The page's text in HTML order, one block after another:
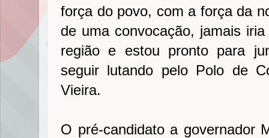
força do povo, com a força da
de uma convocação, jamais
região e estou pronto para
seguir lutando pelo Polo de
Vieira.
O pré-candidato a governador